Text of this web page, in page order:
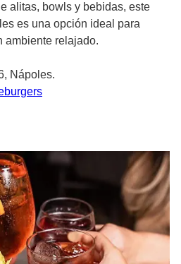
alitas, bowls y bebidas, este
es una opción ideal para
ambiente relajado.
Nápoles.